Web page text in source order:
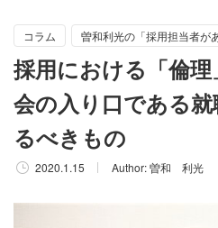
コラム 曽和利光の「採用担当者が
採用における「倫
会の入り口である
るべきもの
2020.1.15 Author:曽和 利光